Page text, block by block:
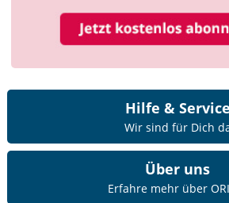
Hilfe & Service
Wir sind für Dich
Über uns
Erfahre mehr über